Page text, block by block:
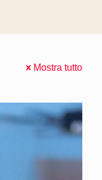
Mostra tutto